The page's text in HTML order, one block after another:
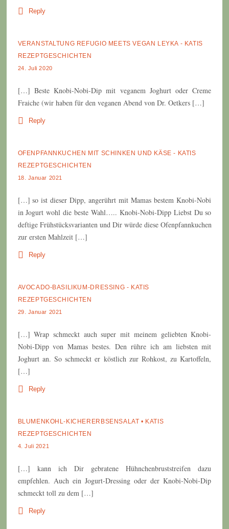
Reply
VERANSTALTUNG REFUGIO MEETS VEGAN LEYKA - KATIS
REZEPTGESCHICHTEN
24. Juli 2020
[…] Beste Knobi-Nobi-Dip mit veganem Joghurt oder Creme
Fraiche (wir haben für den veganen Abend von Dr. Oetkers […]
Reply
OFENPFANNKUCHEN MIT SCHINKEN UND KÄSE - KATIS
REZEPTGESCHICHTEN
18. Januar 2021
[…] so ist dieser Dipp, angerührt mit Mamas bestem Knobi-Nobi
in Jogurt wohl die beste Wahl….. Knobi-Nobi-Dipp Liebst Du so
deftige Frühstücksvarianten und Dir würde diese Ofenpfannkuchen
zur ersten Mahlzeit […]
Reply
AVOCADO-BASILIKUM-DRESSING - KATIS
REZEPTGESCHICHTEN
29. Januar 2021
[…] Wrap schmeckt auch super mit meinem geliebten Knobi-
Nobi-Dipp von Mamas bestes. Den rühre ich am liebsten mit
Joghurt an. So schmeckt er köstlich zur Rohkost, zu Kartoffeln,
[…]
Reply
BLUMENKOHL-KICHERERBSENSALAT • KATIS
REZEPTGESCHICHTEN
4. Juli 2021
[…] kann ich Dir gebratene Hühnchenbruststreifen dazu
empfehlen. Auch ein Jogurt-Dressing oder der Knobi-Nobi-Dip
schmeckt toll zu dem […]
Reply